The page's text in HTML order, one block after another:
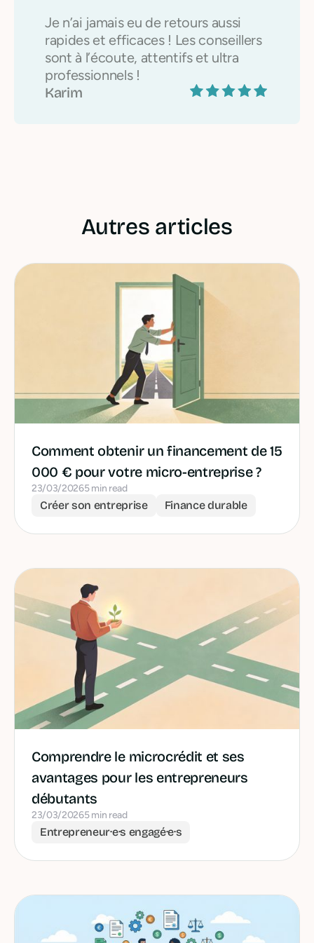
Je n’ai jamais eu de retours aussi
rapides et efficaces ! Les conseillers
sont à l’écoute, attentifs et ultra
professionnels !
Karim
Autres articles
Comment obtenir un financement de 15
000 € pour votre micro-entreprise ?
23/03/20265 min read
Créer son entreprise Finance durable
Comprendre le microcrédit et ses
avantages pour les entrepreneurs
débutants
23/03/20265 min read
Entrepreneur·e·s engagé·e·s